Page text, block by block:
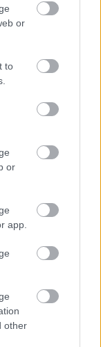
or
to
or
app.
other
HANEM
7879622
felelősséget
szerkesztőjéhez.